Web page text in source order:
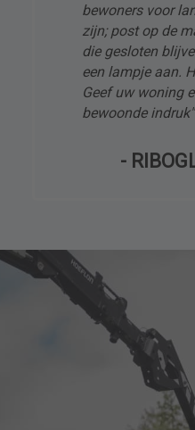
bewoners voor
zijn; post op de
die gesloten
een lampje aan.
Geef uw woning
bewoonde indruk"
-